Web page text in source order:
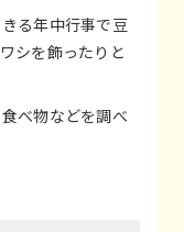
る年中行事で豆
シを飾ったりと
べ物などを調べ